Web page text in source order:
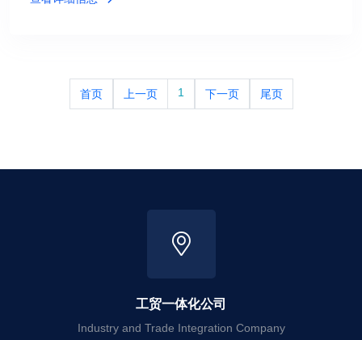
首页 上一页 1 下一页 尾页
工贸一体化公司
Industry and Trade Integration Company